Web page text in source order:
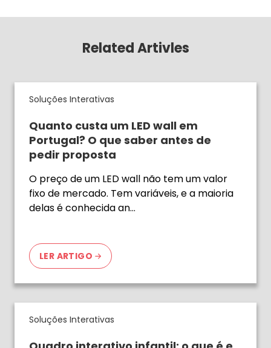
Related Artivles
Soluções Interativas
Quanto custa um LED wall em
Portugal? O que saber antes de
pedir proposta
O preço de um LED wall não tem um valor
fixo de mercado. Tem variáveis, e a maioria
delas é conhecida an…
LER ARTIGO
Soluções Interativas